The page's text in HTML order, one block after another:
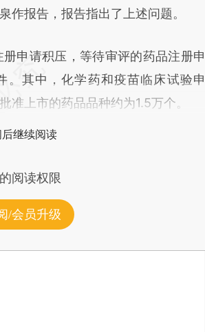
作报告，报告指出了上述问题。
申请积压，等待审评的药品注册申
其中，化学药和疫苗临床试验申
准上市的药品品种约为1.5万个。
后继续阅读
阅读权限
/会员升级